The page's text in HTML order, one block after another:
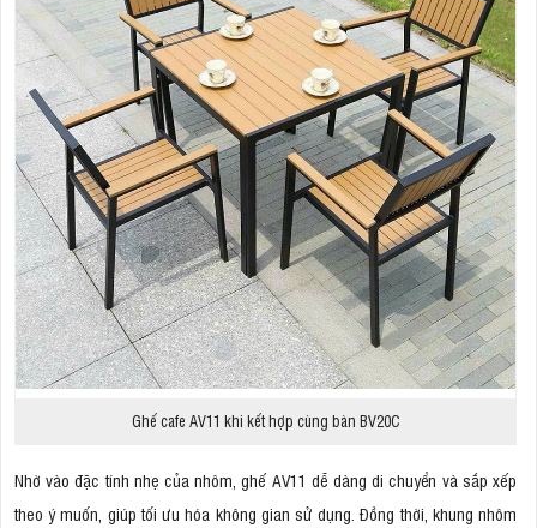
Ghế cafe AV11 khi kết hợp cùng bàn BV20C
Nhờ vào đặc tính nhẹ của nhôm, ghế AV11 dễ dàng di chuyển và sắp xếp
theo ý muốn, giúp tối ưu hóa không gian sử dụng. Đồng thời, khung nhôm